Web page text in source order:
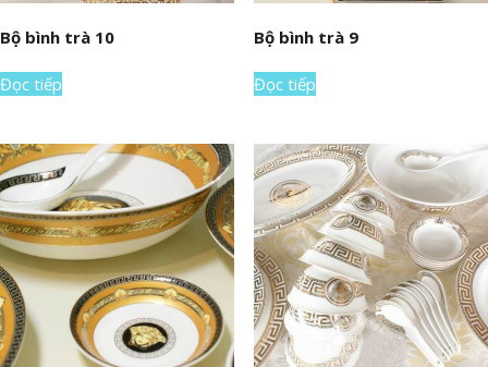
Bộ bình trà 10
Đọc tiếp
Bộ bình trà 9
Đọc tiếp